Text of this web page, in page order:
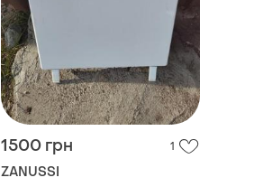
1500 грн 1
ZANUSSI